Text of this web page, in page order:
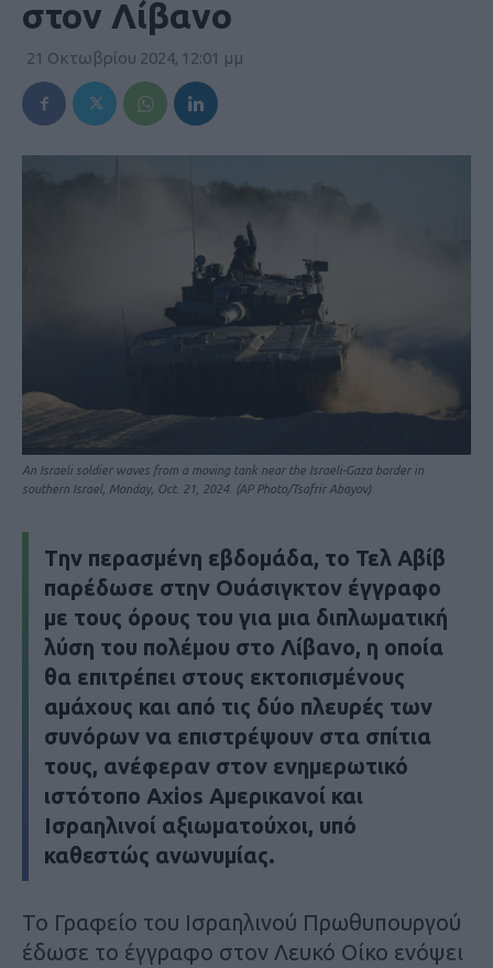
στον Λίβανο
21 Οκτωβρίου 2024, 12:01 μμ
An Israeli soldier waves from a moving tank near the Israeli-Gaza border in
southern Israel, Monday, Oct. 21, 2024. (AP Photo/Tsafrir Abayov)
Tην περασμένη εβδομάδα, το Τελ Αβίβ
παρέδωσε στην Ουάσιγκτον έγγραφο
με τους όρους του για μια διπλωματική
λύση του πολέμου στο Λίβανο, η οποία
θα επιτρέπει στους εκτοπισμένους
αμάχους και από τις δύο πλευρές των
συνόρων να επιστρέψουν στα σπίτια
τους, ανέφεραν στον ενημερωτικό
ιστότοπο Axios Αμερικανοί και
Ισραηλινοί αξιωματούχοι, υπό
καθεστώς ανωνυμίας.
Το Γραφείο του Ισραηλινού Πρωθυπουργού
έδωσε το έγγραφο στον Λευκό Οίκο ενόψει